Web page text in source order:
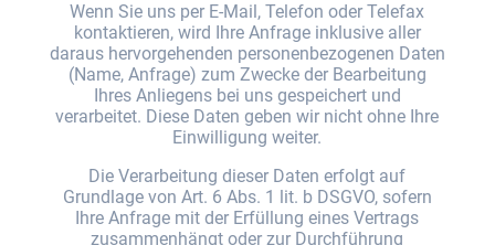
Wenn Sie uns per E-Mail, Telefon oder Telefax
kontaktieren, wird Ihre Anfrage inklusive aller
daraus hervorgehenden personenbezogenen Daten
(Name, Anfrage) zum Zwecke der Bearbeitung
Ihres Anliegens bei uns gespeichert und
verarbeitet. Diese Daten geben wir nicht ohne Ihre
Einwilligung weiter.
Die Verarbeitung dieser Daten erfolgt auf
Grundlage von Art. 6 Abs. 1 lit. b DSGVO, sofern
Ihre Anfrage mit der Erfüllung eines Vertrags
zusammenhängt oder zur Durchführung